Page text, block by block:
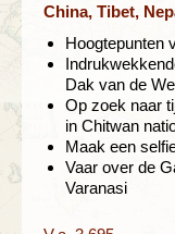
China, Tibet,
Hoogtepunten
Dak van de
Op zoek naar
in Chitwan
Maak een
Vaar over de
Varanasi